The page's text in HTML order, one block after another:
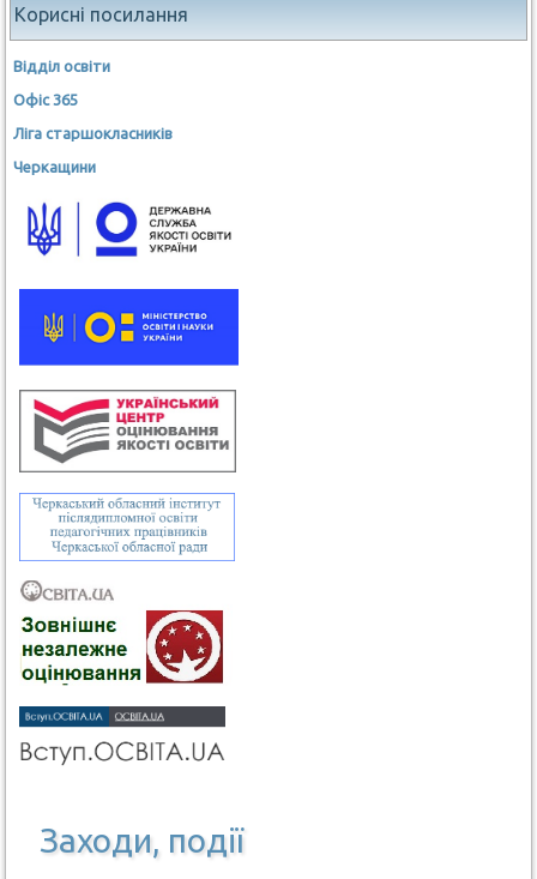
Корисні посилання
Відділ освіти
Офіс 365
Ліга старшокласників
Черкащини
Заходи, події